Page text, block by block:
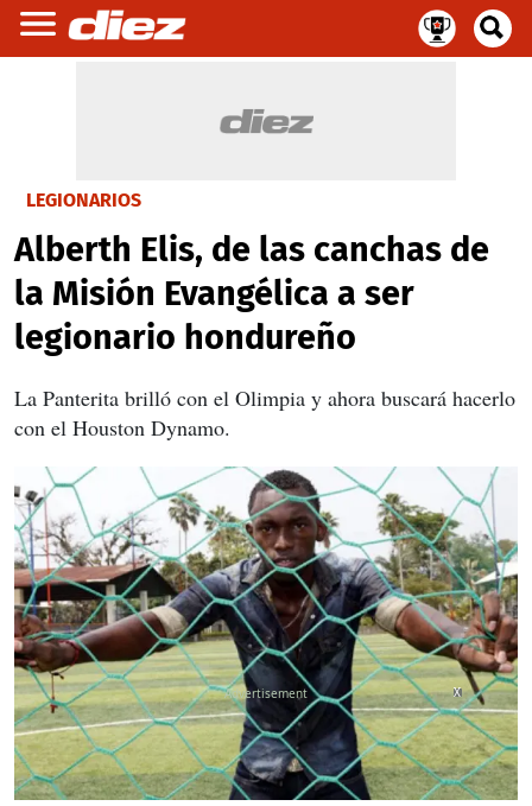
LEGIONARIOS
Alberth Elis, de las canchas de
la Misión Evangélica a ser
legionario hondureño
La Panterita brilló con el Olimpia y ahora buscará hacerlo
con el Houston Dynamo.
X
X